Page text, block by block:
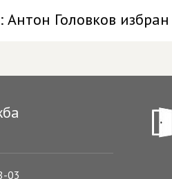
Антон Головков
03